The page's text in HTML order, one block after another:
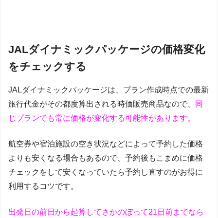
JALダイナミックパッケージの価格変化
をチェックする
JALダイナミックパッケージは、プラン作成時点での最新
旅行代金がその都度算出される時価販売商品なので、
同
じプランでも常に価格が変化する可能性があります。
航空券や宿泊施設の空き状況などによって予約した価格
よりも安くなる場合もあるので、予約後もこまめに価格
チェックをして安くなっていたら予約し直すのがお得に
利用するコツです。
出発日の前日から起算してさかのぼって21日前までなら